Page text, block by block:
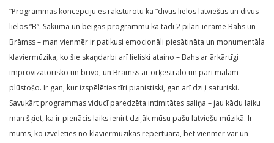
“Programmas koncepciju es raksturotu kā “divus lielos latviešus un divus
lielos “B”. Sākumā un beigās programmu kā tādi 2 pīlāri ierāmē Bahs un
Brāmss – man vienmēr ir patikusi emocionāli piesātināta un monumentāla
klaviermūzika, ko šie skaņdarbi arī lieliski ataino – Bahs ar ārkārtīgi
improvizatorisko un brīvo, un Brāmss ar orķestrālo un pāri malām
plūstošo. Ir gan, kur izspēlēties tīri pianistiski, gan arī dziļi saturiski.
Savukārt programmas viducī paredzēta intimitātes saliņa – jau kādu laiku
man šķiet, ka ir pienācis laiks ienirt dziļāk mūsu pašu latviešu mūzikā. Ir
mums, ko izvēlēties no klaviermūzikas repertuāra, bet vienmēr var un